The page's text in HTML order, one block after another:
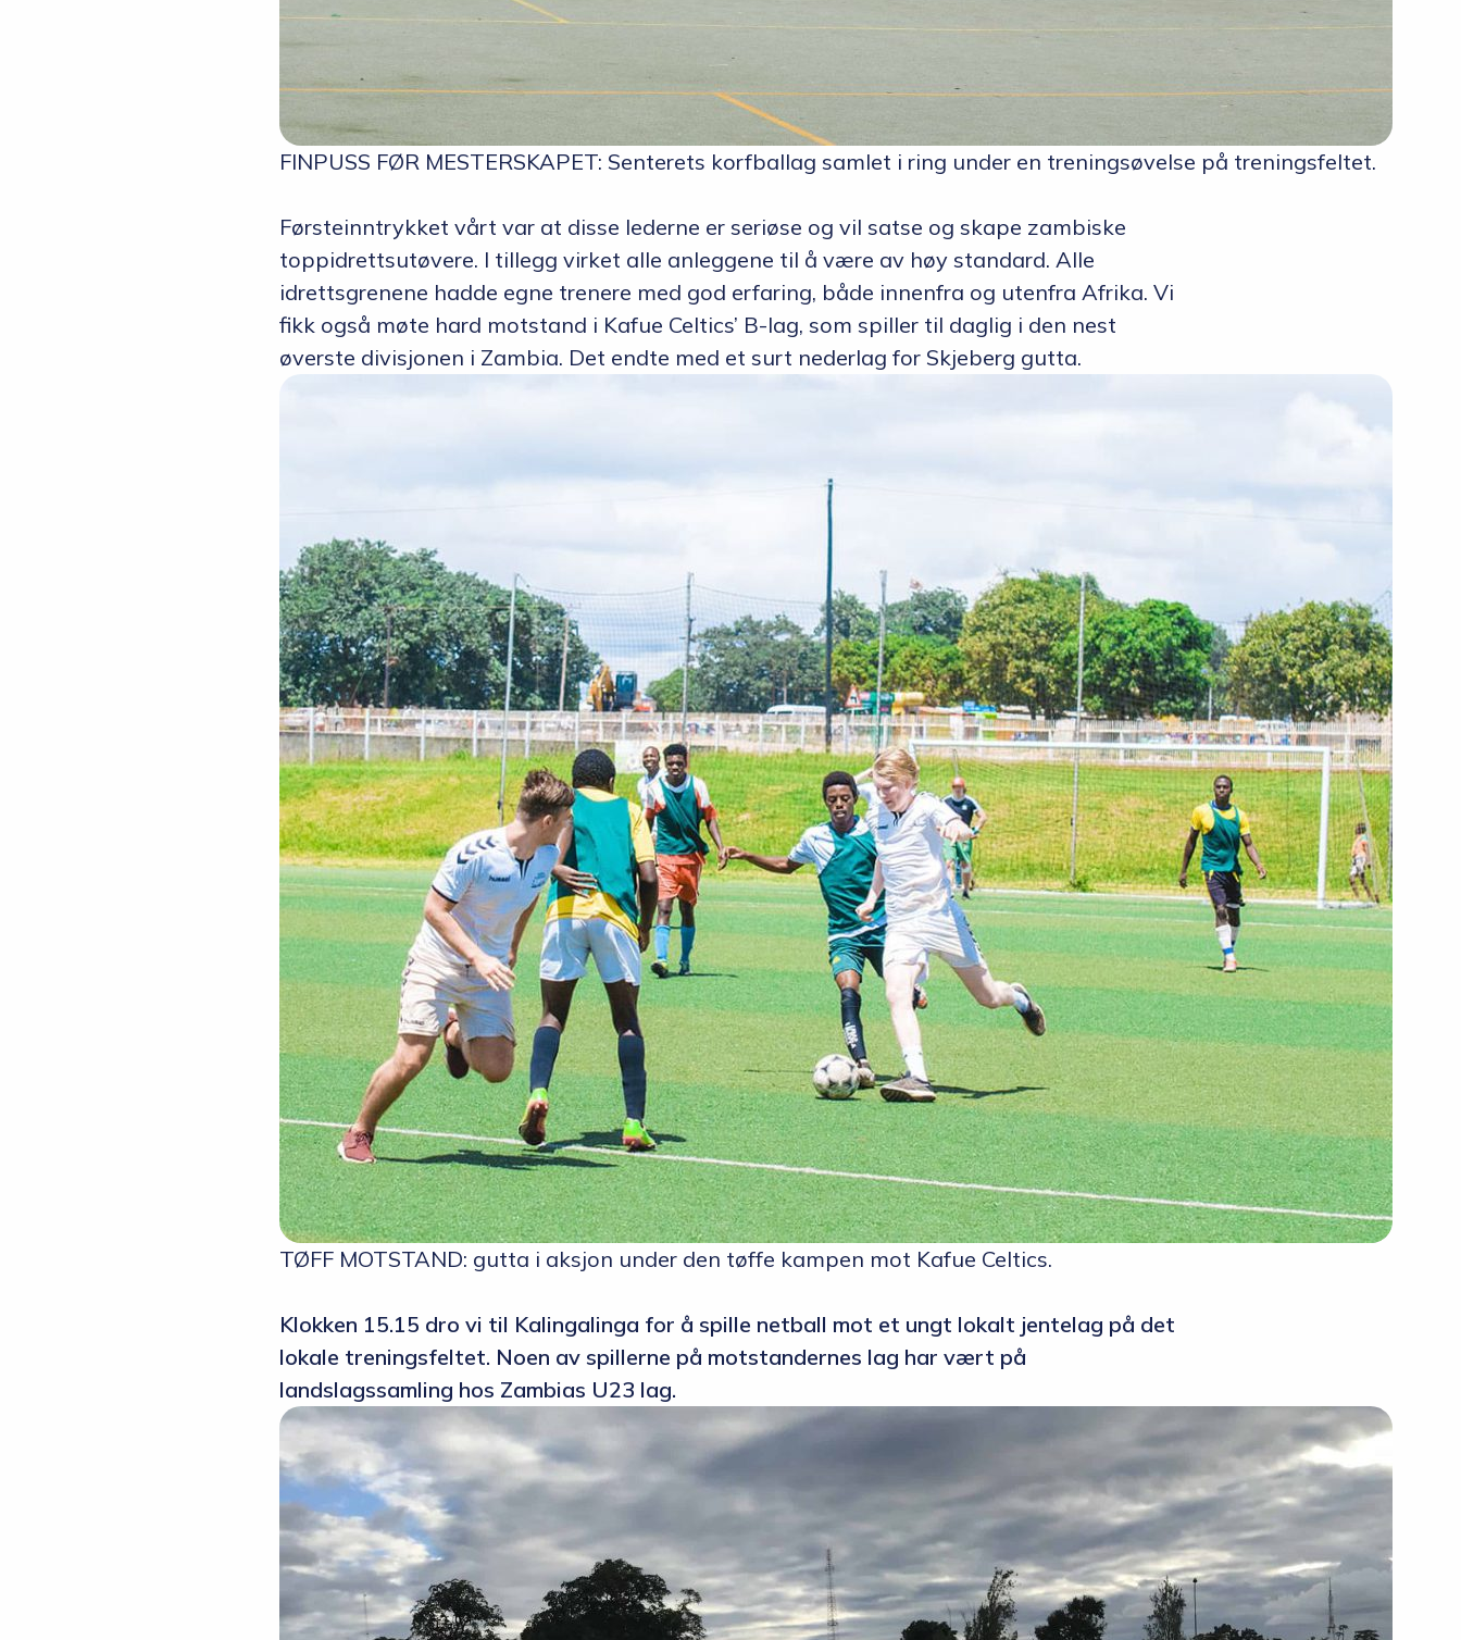
FINPUSS FØR MESTERSKAPET: Senterets korfballag samlet i ring under en treningsøvelse på treningsfeltet.
Førsteinntrykket vårt var at disse lederne er seriøse og vil satse og skape zambiske
toppidrettsutøvere. I tillegg virket alle anleggene til å være av høy standard. Alle
idrettsgrenene hadde egne trenere med god erfaring, både innenfra og utenfra Afrika. Vi
fikk også møte hard motstand i Kafue Celtics’ B-lag, som spiller til daglig i den nest
øverste divisjonen i Zambia. Det endte med et surt nederlag for Skjeberg gutta.
TØFF MOTSTAND: gutta i aksjon under den tøffe kampen mot Kafue Celtics.
Klokken 15.15 dro vi til Kalingalinga for å spille netball mot et ungt lokalt jentelag på det
lokale treningsfeltet. Noen av spillerne på motstandernes lag har vært på
landslagssamling hos Zambias U23 lag.